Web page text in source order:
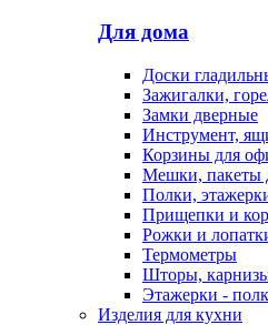
Для дома
Доски
Зажигалки,
Замки дверные
Инструмент,
Корзины для
Мешки, пакеты
Полки,
Прищепки и
Рожки и
Термометры
Шторы,
Этажерки -
Изделия для кухни